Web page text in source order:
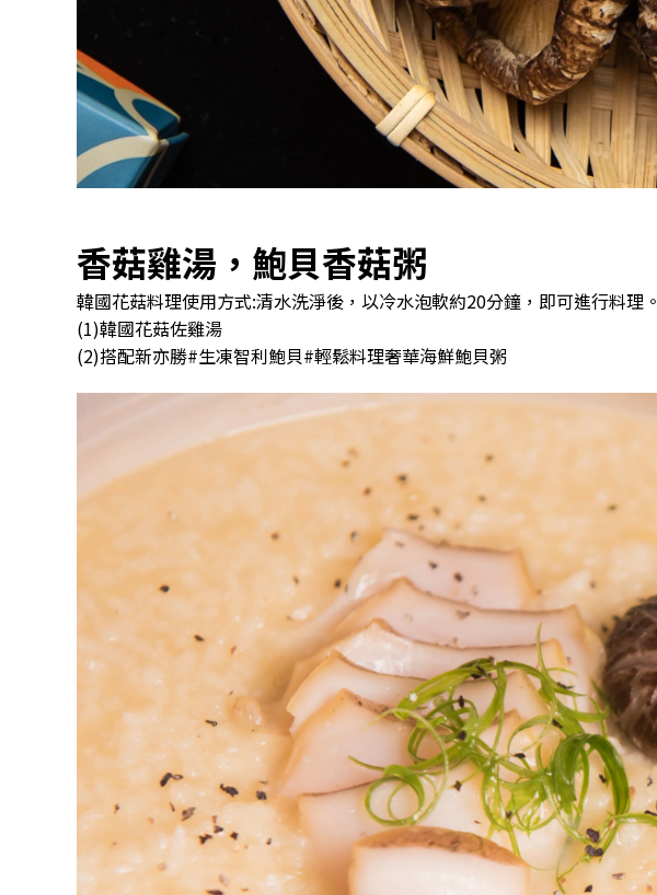
香菇雞湯，鮑貝香菇粥
韓國花菇料理使用方式:清水洗淨後，以冷水泡軟約20分鐘，即可進行料理。
(1)韓國花菇佐雞湯
(2)搭配新亦勝#生凍智利鮑貝#輕鬆料理奢華海鮮鮑貝粥